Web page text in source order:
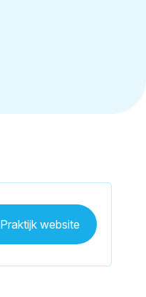
Praktijk website